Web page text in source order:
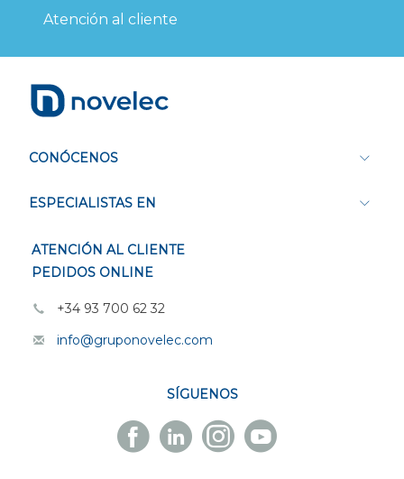
Atención al cliente
CONÓCENOS
ESPECIALISTAS EN
ATENCIÓN AL CLIENTE
PEDIDOS ONLINE
+34 93 700 62 32
info@gruponovelec.com
SÍGUENOS
Facebook
Novelec
Linkedin
Novelec
Instagram
Novelec
Youtube
Novelec